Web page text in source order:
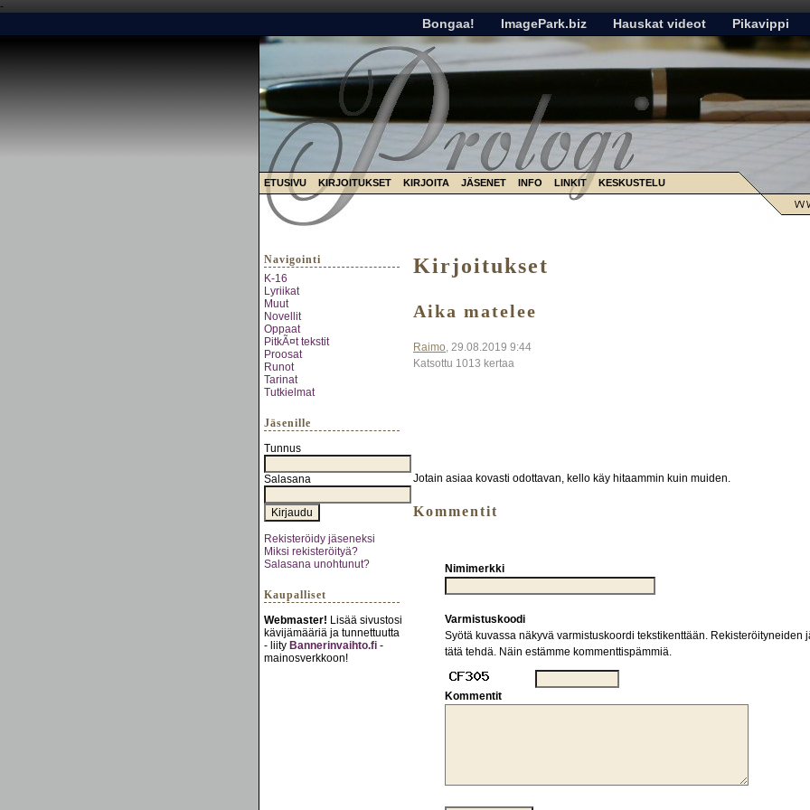
-
Bongaa! ImagePark.biz Hauskat videot Pikavippi
ETUSIVU KIRJOITUKSET KIRJOITA JÄSENET INFO LINKIT KESKUSTELU
Navigointi
K-16
Lyriikat
Muut
Novellit
Oppaat
PitkÃ¤t tekstit
Proosat
Runot
Tarinat
Tutkielmat
Jäsenille
Tunnus
Salasana
Rekisteröidy jäseneksi
Miksi rekisteröityä?
Salasana unohtunut?
Kaupalliset
Webmaster! Lisää sivustosi
kävijämääriä ja tunnettuutta
- liity Bannerinvaihto.fi -
mainosverkkoon!
Kirjoitukset
Aika matelee
Raimo, 29.08.2019 9:44
Katsottu 1013 kertaa
Jotain asiaa kovasti odottavan, kello käy hitaammin kuin muiden.
Kommentit
Nimimerkki
Varmistuskoodi
Syötä kuvassa näkyvä varmistuskoordi tekstikenttään. Rekisteröityneiden
tätä tehdä. Näin estämme kommenttispämmiä.
Kommentit